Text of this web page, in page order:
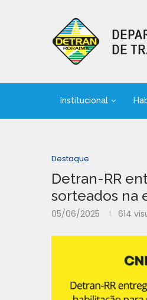
Institucional
Destaque
Detran-RR
sorteados na
05/06/2025 614